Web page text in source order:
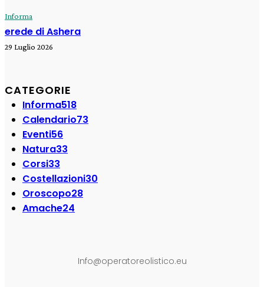
Informa
erede di Ashera
29 Luglio 2026
CATEGORIE
Informa518
Calendario73
Eventi56
Natura33
Corsi33
Costellazioni30
Oroscopo28
Amache24
Info@operatoreolistico.eu